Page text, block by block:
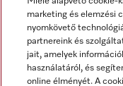
marketing és elemzési
nyomkövető
partnereink és
jait, amelyek
használatáról, és
online élményét. A